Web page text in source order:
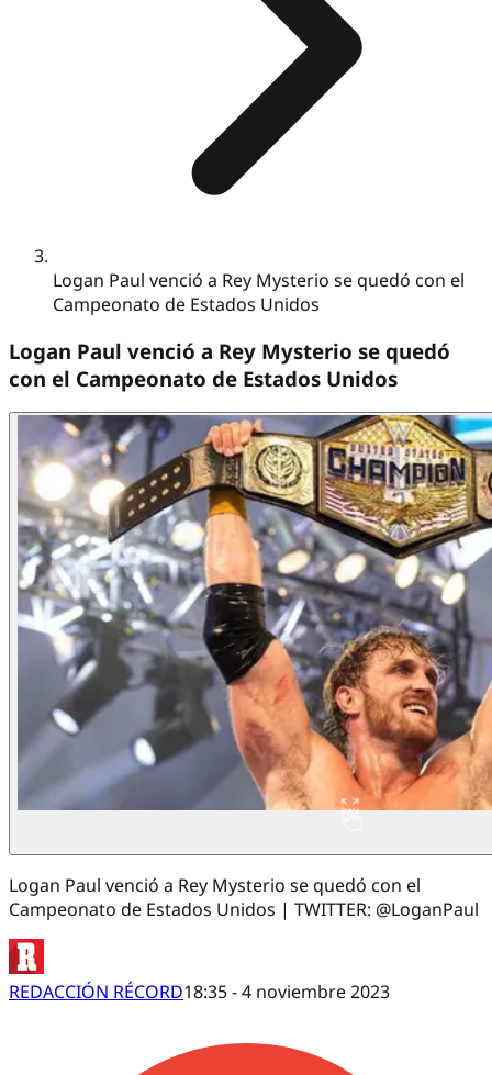
Logan Paul venció a Rey Mysterio se quedó con el
Campeonato de Estados Unidos
Logan Paul venció a Rey Mysterio se quedó
con el Campeonato de Estados Unidos
Logan Paul venció a Rey Mysterio se quedó con el
Campeonato de Estados Unidos | TWITTER: @LoganPaul
REDACCIÓN RÉCORD18:35 - 4 noviembre 2023